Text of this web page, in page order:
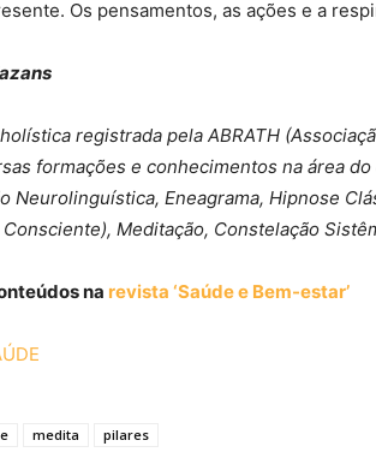
Os pensamentos, as ações e a
registrada pela ABRATH
formações e conhecimentos na área
Neurolinguística, Eneagrama, Hipnose
Meditação, Constelação
na revista ‘Saúde e Bem-estar’
medita pilares